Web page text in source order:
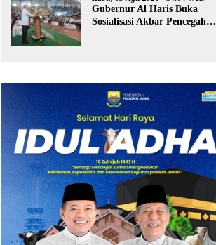
Gubernur Al Haris Buka
Sosialisasi Akbar Pencegahan